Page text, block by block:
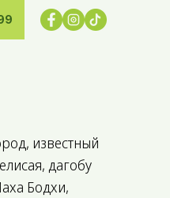
известный
дагобу
Бодхи,